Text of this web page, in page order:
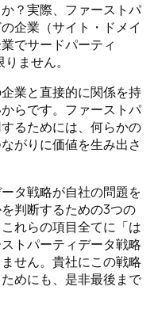
？実際、ファーストパ
企業（サイト・ドメイ
でサードパーティ
ません。
業と直接的に関係を持
らです。ファーストパ
るためには、何らかの
がりに価値を生み出さ
タ戦略が自社の問題を
判断するための3つの
れらの項目全てに「は
トパーティデータ戦略
せん。貴社にこの戦略
めにも、是非最後まで